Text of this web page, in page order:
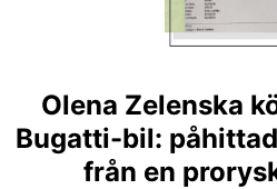
Olena Zelenska
Bugatti-bil:
från en